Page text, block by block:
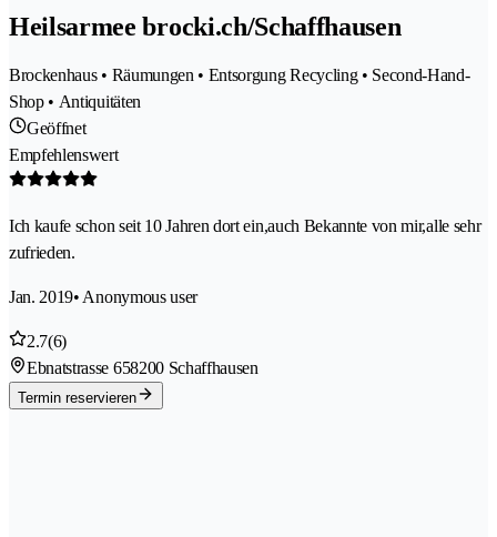
Heilsarmee brocki.ch/Schaffhausen
Brockenhaus • Räumungen • Entsorgung Recycling • Second-Hand-
Shop • Antiquitäten
Geöffnet
Empfehlenswert
Ich kaufe schon seit 10 Jahren dort ein,auch Bekannte von mir,alle sehr
zufrieden.
Jan. 2019• Anonymous user
2.7(6)
Ebnatstrasse 658200 Schaffhausen
Termin reservieren